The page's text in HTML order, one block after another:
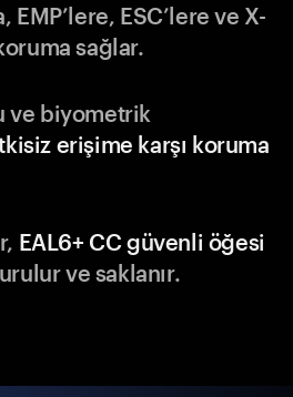
EMP’lere, ESC’lere ve X-
sağlar.
ve biyometrik
erişime karşı koruma
EAL6+ CC güvenli öğesi
ve saklanır.